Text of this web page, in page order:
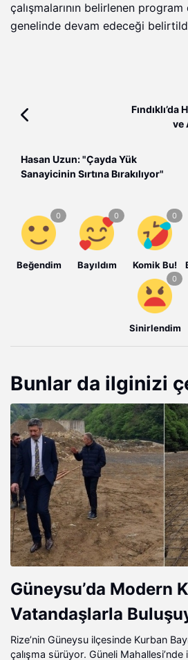
çalışmalarının belirlenen
genelinde devam edeceği
ve
Hasan Uzun: "Çayda Yük
Sanayicinin Sırtına Bırakılıyor"
Beğendim Bayıldım Komik Bu!
Sinirlendim
Bunlar da ilginizi
Güneysu’da Modern
Vatandaşlarla
Rize’nin Güneysu ilçesinde Kurban
çalışma sürüyor. Güneli